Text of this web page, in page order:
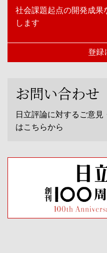
社会課題起点の開発成果
します
登録
お問い合わせ
日立評論に対するご意
はこちらから